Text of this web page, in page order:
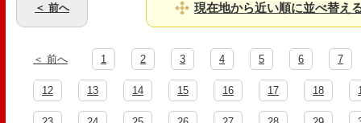
＜ 前へ 現在地から近い順に並べ替え
＜ 前へ 1 2 3 4 5 6 7
12 13 14 15 16 17 18